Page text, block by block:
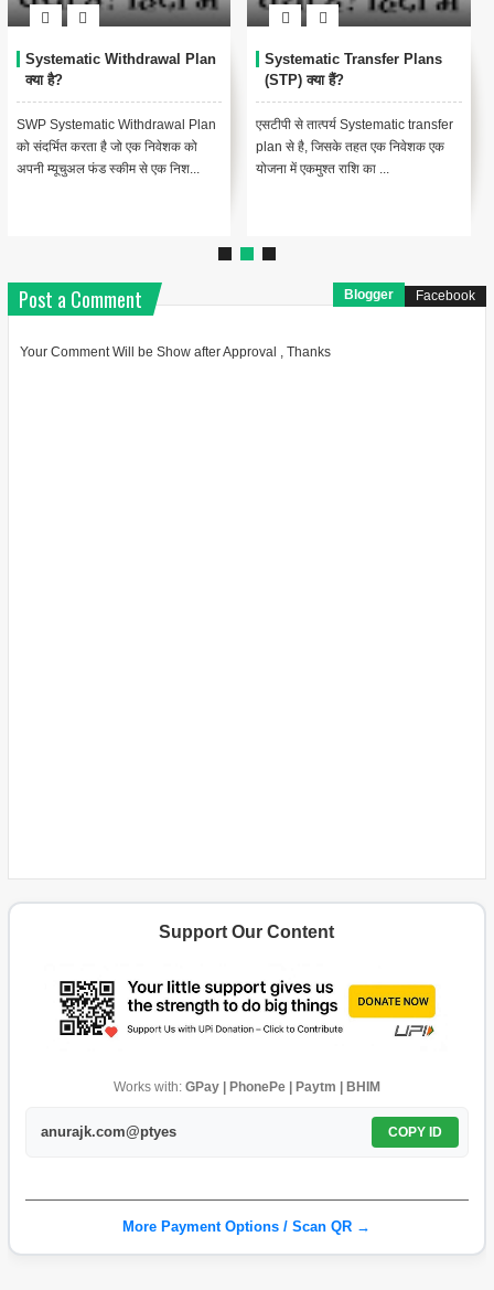
Systematic Withdrawal Plan
क्या है?
SWP Systematic Withdrawal Plan
को संदर्भित करता है जो एक निवेशक को
अपनी म्यूचुअल फंड स्कीम से एक निश...
Systematic Transfer Plans
(STP) क्या हैं?
एसटीपी से तात्पर्य Systematic transfer
plan से है, जिसके तहत एक निवेशक एक
योजना में एकमुश्त राशि का ...
Post a Comment Blogger Facebook
Your Comment Will be Show after Approval , Thanks
Support Our Content
Works with: GPay | PhonePe | Paytm | BHIM
anurajk.com@ptyes COPY ID
More Payment Options / Scan QR →